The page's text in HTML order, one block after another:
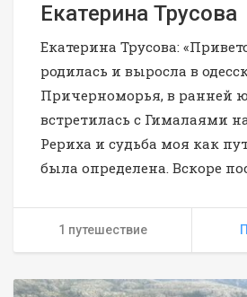
Екатерина Трусова
Екатерина Трусова:
родилась и выросла в
Причерноморья, в ранней
встретилась с Гималаями
Рериха и судьба моя как
была определена. Вскоре
1 путешествие